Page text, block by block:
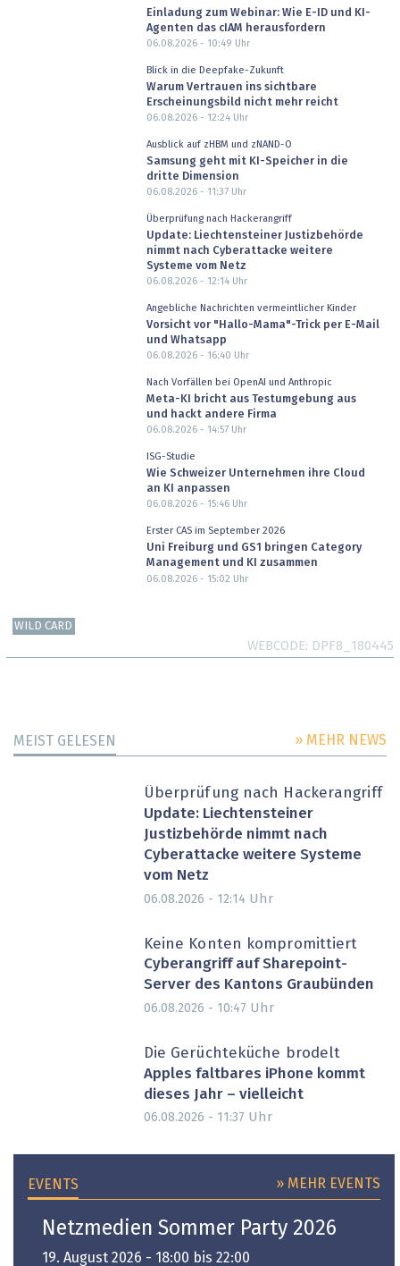
Einladung zum Webinar: Wie E-ID und KI-
Agenten das cIAM herausfordern
06.08.2026 - 10:49 Uhr
Blick in die Deepfake-Zukunft
Warum Vertrauen ins sichtbare
Erscheinungsbild nicht mehr reicht
06.08.2026 - 12:24Uhr
Ausblick auf zHBM und zNAND-O
Samsung geht mit KI-Speicher in die
dritte Dimension
06.08.2026 - 11:37Uhr
Überprüfung nach Hackerangriff
Update: Liechtensteiner Justizbehörde
nimmt nach Cyberattacke weitere
Systeme vom Netz
06.08.2026 - 12:14Uhr
Angebliche Nachrichten vermeintlicher Kinder
Vorsicht vor "Hallo-Mama"-Trick per E-Mail
und Whatsapp
06.08.2026 - 16:40 Uhr
Nach Vorfällen bei OpenAI und Anthropic
Meta-KI bricht aus Testumgebung aus
und hackt andere Firma
06.08.2026 - 14:57Uhr
ISG-Studie
Wie Schweizer Unternehmen ihre Cloud
an KI anpassen
06.08.2026 - 15:46Uhr
Erster CAS im September 2026
Uni Freiburg und GS1 bringen Category
Management und KI zusammen
06.08.2026 - 15:02 Uhr
WILD CARD
WEBCODE DPF8_180445
MEIST GELESEN » MEHR NEWS
Überprüfung nach Hackerangriff
Update: Liechtensteiner
Justizbehörde nimmt nach
Cyberattacke weitere Systeme
vom Netz
06.08.2026 - 12:14 Uhr
Keine Konten kompromittiert
Cyberangriff auf Sharepoint-
Server des Kantons Graubünden
06.08.2026 - 10:47 Uhr
Die Gerüchteküche brodelt
Apples faltbares iPhone kommt
dieses Jahr – vielleicht
06.08.2026 - 11:37 Uhr
EVENTS » MEHR EVENTS
Netzmedien Sommer Party 2026
19. August 2026 - 18:00 bis 22:00